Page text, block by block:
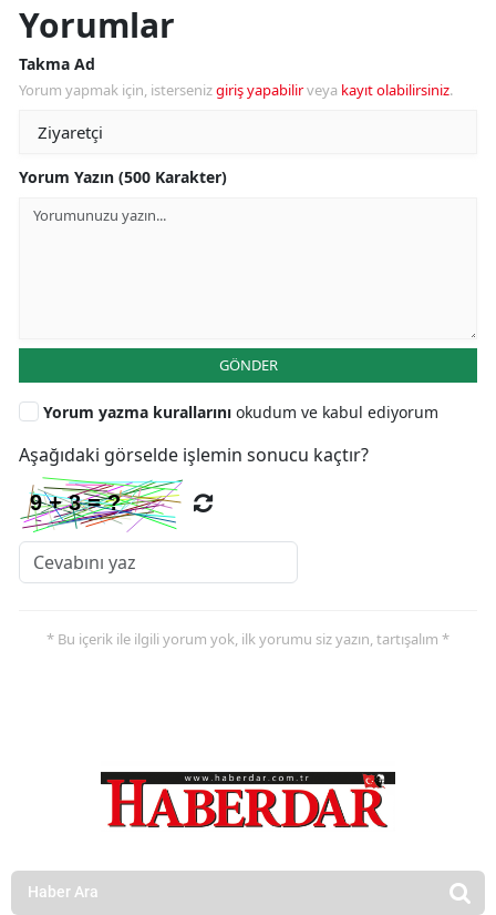
Yorumlar
Takma Ad
Yorum yapmak için, istersenizgiriş yapabilirveya kayıt olabilirsiniz.
Yorum Yazın (500 Karakter)
GÖNDER
Yorum yazma kurallarını okudum ve kabul ediyorum
Aşağıdaki görselde işlemin sonucu kaçtır?
* Bu içerik ile ilgili yorum yok, ilk yorumu siz yazın, tartışalım *